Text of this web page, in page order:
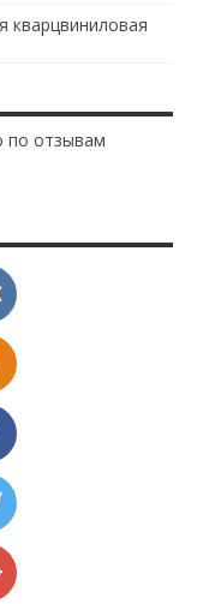
кварцвиниловая
по отзывам